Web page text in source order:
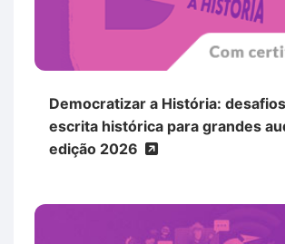
Democratizar a História:
escrita histórica para grandes
edição 2026